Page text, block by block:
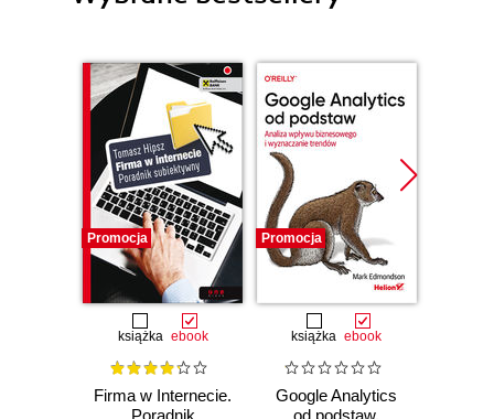
Promocja
książka ebook
Firma w Internecie.
Poradnik
Promocja
książka ebook
Google Analytics
od podstaw.